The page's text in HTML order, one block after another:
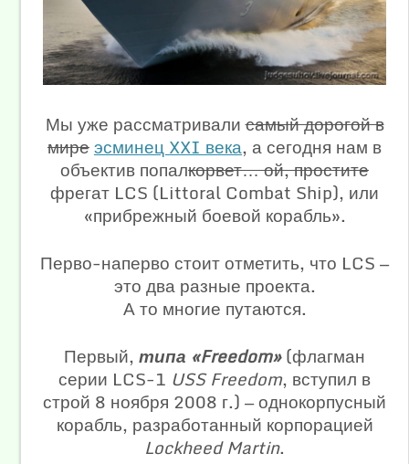
Мы уже рассматривалисамый дорогой в
миреэсминец XXI века, а сегодня нам в
объектив попалкорвет… ой, простите
фрегат LCS (Littoral Combat Ship), или
«прибрежный боевой корабль».
Перво-наперво стоит отметить, что LCS —
это два разные проекта.
А то многие путаются.
Первый, типа «Freedom»(флагман
серии LCS-1 USS Freedom, вступил в
строй 8 ноября 2008 г.) — однокорпусный
корабль, разработанный корпорацией
Lockheed Martin.